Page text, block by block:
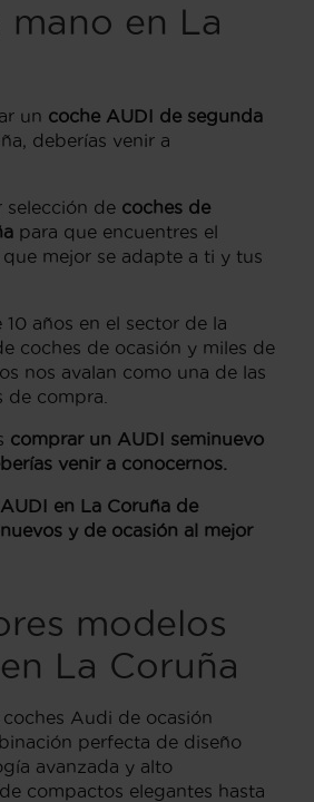
mano en La
un coche AUDI de segunda
deberías venir a
selección de coches de
para que encuentres el
mejor se adapte a ti y tus
10 años en el sector de la
coches de ocasión y miles de
nos avalan como una de las
de compra.
comprar un AUDI seminuevo
venir a conocernos.
en La Coruña de
y de ocasión al mejor
modelos
La Coruña
Audi de ocasión
perfecta de diseño
avanzada y alto
compactos elegantes hasta